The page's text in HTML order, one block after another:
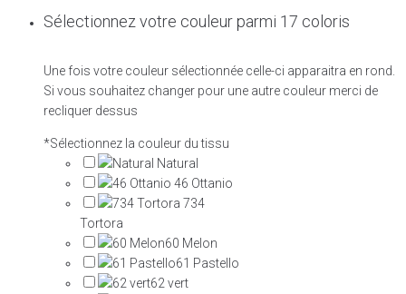
Sélectionnez votre couleur parmi 17 coloris
Une fois votre couleur sélectionnée celle-ci apparaitra en rond.
Si vous souhaitez changer pour une autre couleur merci de
recliquer dessus
*Sélectionnez la couleur du tissu
Natural
46 Ottanio
734
Tortora
60 Melon
61 Pastello
62 vert